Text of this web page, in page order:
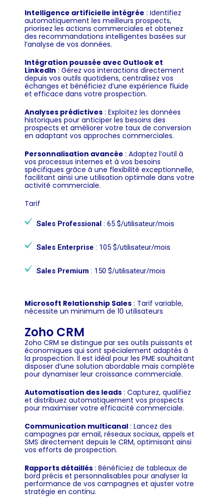
Intelligence artificielle intégrée : Identifiez
automatiquement les meilleurs prospects,
priorisez les actions commerciales et obtenez
des recommandations intelligentes basées sur
l’analyse de vos données.
Intégration poussée avec Outlook et
LinkedIn : Gérez vos interactions directement
depuis vos outils quotidiens, centralisez vos
échanges et bénéficiez d’une expérience fluide
et efficace dans votre prospection.
Analyses prédictives : Exploitez les données
historiques pour anticiper les besoins des
prospects et améliorer votre taux de conversion
en adaptant vos approches commerciales.
Personnalisation avancée : Adaptez l’outil à
vos processus internes et à vos besoins
spécifiques grâce à une flexibilité exceptionnelle,
facilitant ainsi une utilisation optimale dans votre
activité commerciale.
Tarif
Sales Professional : 65 $/utilisateur/mois
Sales Enterprise : 105 $/utilisateur/mois
Sales Premium : 150 $/utilisateur/mois
Microsoft Relationship Sales : Tarif variable,
nécessite un minimum de 10 utilisateurs
Zoho CRM
Zoho CRM se distingue par ses outils puissants et
économiques qui sont spécialement adaptés à
la prospection. Il est idéal pour les PME souhaitant
disposer d’une solution abordable mais complète
pour dynamiser leur croissance commerciale.
Automatisation des leads : Capturez, qualifiez
et distribuez automatiquement vos prospects
pour maximiser votre efficacité commerciale.
Communication multicanal : Lancez des
campagnes par email, réseaux sociaux, appels et
SMS directement depuis le CRM, optimisant ainsi
vos efforts de prospection.
Rapports détaillés : Bénéficiez de tableaux de
bord précis et personnalisables pour analyser la
performance de vos campagnes et ajuster votre
stratégie en continu.